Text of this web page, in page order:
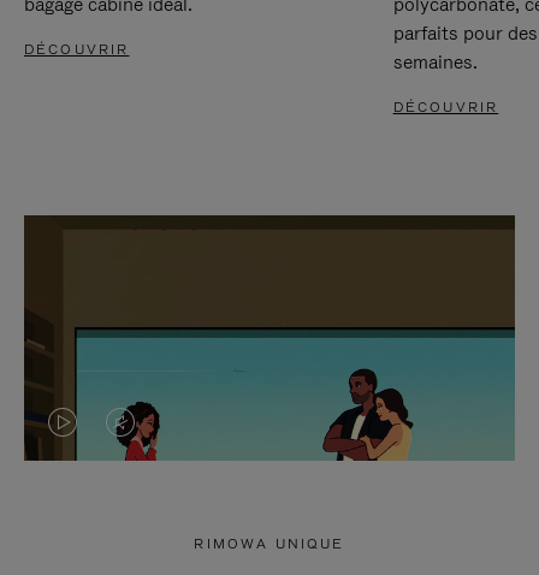
DÉCOUVRIR
parfaits pour
semaines.
DÉCOUVRIR
LA LE
RIMOWA UNIQUE